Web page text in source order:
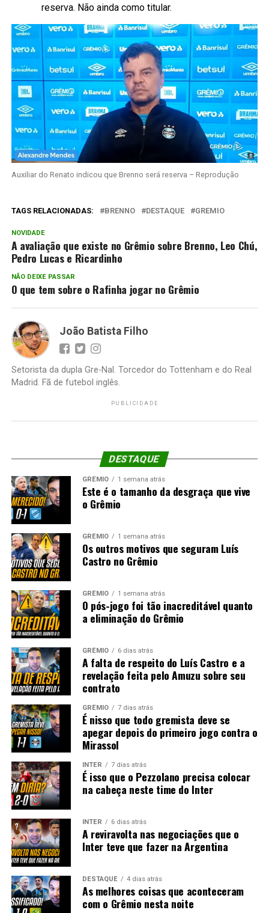
reserva. Não ainda como titular.
Auxiliar do Renato indicou que Brenno será reserva – Reprodução
TAGS RELACIONADAS: BRENNO DESTAQUE GREMIO
NOVIDADE
A avaliação que existe no Grêmio sobre Brenno, Leo Chú,
Pedro Lucas e Ricardinho
NÃO DEIXE PASSAR
O que tem sobre o Rafinha jogar no Grêmio
João Batista Filho
Setorista da dupla Gre-Nal. Torcedor do Tottenham e do Real
Madrid. Fã de futebol inglês.
PUBLICIDADE
DESTAQUE
GRÊMIO 1 semana atrás
Este é o tamanho da desgraça que vive
o Grêmio
GRÊMIO 1 semana atrás
Os outros motivos que seguram Luís
Castro no Grêmio
GRÊMIO 1 semana atrás
O pós-jogo foi tão inacreditável quanto
a eliminação do Grêmio
GRÊMIO 6 dias atrás
A falta de respeito do Luís Castro e a
revelação feita pelo Amuzu sobre seu
contrato
GRÊMIO 7 dias atrás
É nisso que todo gremista deve se
apegar depois do primeiro jogo contra o
Mirassol
INTER 7 dias atrás
É isso que o Pezzolano precisa colocar
na cabeça neste time do Inter
INTER 6 dias atrás
A reviravolta nas negociações que o
Inter teve que fazer na Argentina
DESTAQUE 4 dias atrás
As melhores coisas que aconteceram
com o Grêmio nesta noite